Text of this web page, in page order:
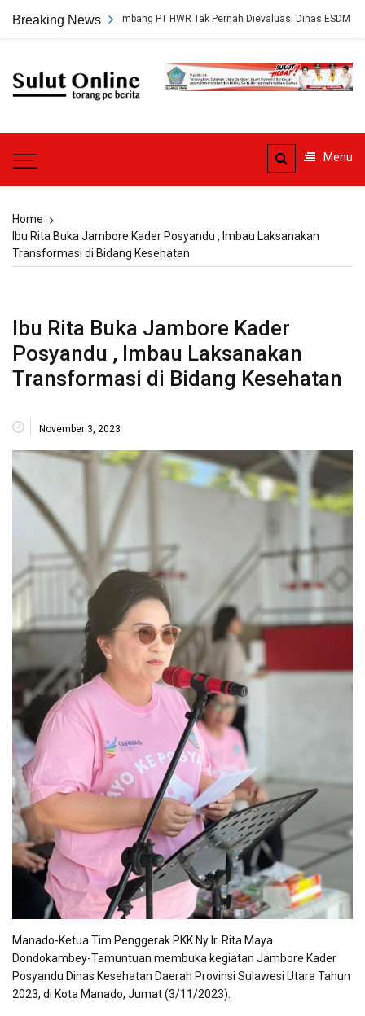
Breaking News
Tambang PT HWR Tak Pernah Dievaluasi Dinas ESDM
Sulut
Menu
Home
Ibu Rita Buka Jambore Kader Posyandu , Imbau Laksanakan
Transformasi di Bidang Kesehatan
Ibu Rita Buka Jambore Kader
Posyandu , Imbau Laksanakan
Transformasi di Bidang Kesehatan
November 3, 2023
Manado-Ketua Tim Penggerak PKK Ny Ir. Rita Maya
Dondokambey-Tamuntuan membuka kegiatan Jambore Kader
Posyandu Dinas Kesehatan Daerah Provinsi Sulawesi Utara Tahun
2023, di Kota Manado, Jumat (3/11/2023).